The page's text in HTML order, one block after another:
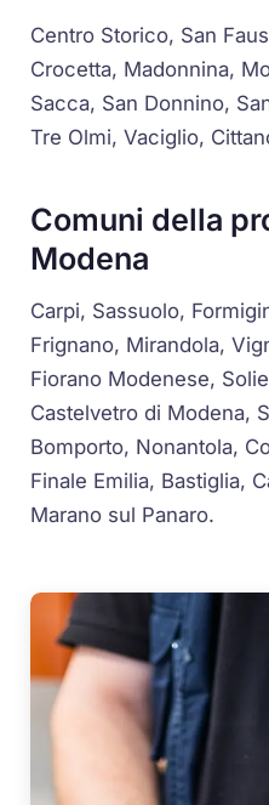
Centro Storico, San
Crocetta, Madonnina,
Sacca, San Donnino,
Tre Olmi, Vaciglio,
Comuni della
Modena
Carpi, Sassuolo,
Frignano, Mirandola,
Fiorano Modenese,
Castelvetro di Modena,
Bomporto, Nonantola,
Finale Emilia, Bastiglia,
Marano sul Panaro.